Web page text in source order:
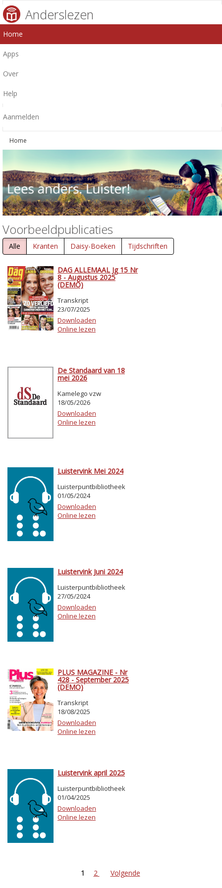
Anderslezen
Home
Apps
Over
Help
Aanmelden
Home
Voorbeeldpublicaties
Alle Kranten Daisy-Boeken Tijdschriften
DAG ALLEMAAL Jg 15 Nr
8 - Augustus 2025
(DEMO)
Transkript
23/07/2025
Downloaden
Online lezen
De Standaard van 18
mei 2026
Kamelego vzw
18/05/2026
Downloaden
Online lezen
Luistervink Mei 2024
Luisterpuntbibliotheek
01/05/2024
Downloaden
Online lezen
Luistervink Juni 2024
Luisterpuntbibliotheek
27/05/2024
Downloaden
Online lezen
PLUS MAGAZINE - Nr
428 - September 2025
(DEMO)
Transkript
18/08/2025
Downloaden
Online lezen
Luistervink april 2025
Luisterpuntbibliotheek
01/04/2025
Downloaden
Online lezen
1 2 Volgende